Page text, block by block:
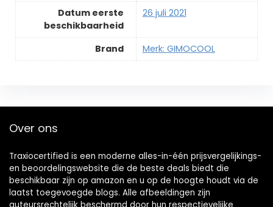
Datum eerste
beschikbaarheid
26 juli 2021
Brand Merk: GIMOCOOL
Over ons
Traxiocertified is een moderne alles-in-één prijsvergelijkings-
en beoordelingswebsite die de beste deals biedt die
beschikbaar zijn op amazon en u op de hoogte houdt via de
laatst toegevoegde blogs. Alle afbeeldingen zijn